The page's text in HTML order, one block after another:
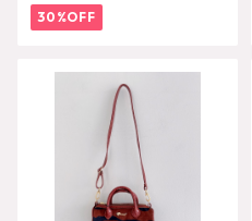
30%OFF